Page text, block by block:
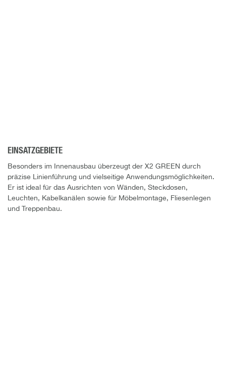
EINSATZGEBIETE
Besonders im Innenausbau überzeugt der X2 GREEN durch
präzise Linienführung und vielseitige Anwendungsmöglichkeiten.
Er ist ideal für das Ausrichten von Wänden, Steckdosen,
Leuchten, Kabelkanälen sowie für Möbelmontage, Fliesenlegen
und Treppenbau.